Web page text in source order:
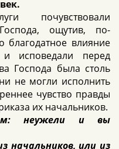
почувствовали
ощутив, по-
благодатное влияние
исповедали перед
Господа была столь
не могли исполнить
чувство правды
их начальников.
неужели и вы
начальников, или из